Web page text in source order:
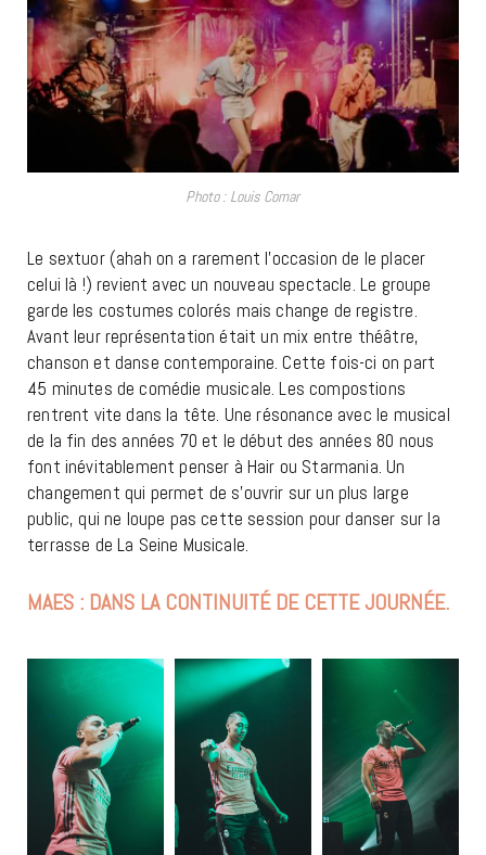
Photo : Louis Comar
Le sextuor (ahah on a rarement l’occasion de le placer
celui là !) revient avec un nouveau spectacle. Le groupe
garde les costumes colorés mais change de registre.
Avant leur représentation était un mix entre théâtre,
chanson et danse contemporaine. Cette fois-ci on part
45 minutes de comédie musicale. Les compostions
rentrent vite dans la tête. Une résonance avec le musical
de la fin des années 70 et le début des années 80 nous
font inévitablement penser à Hair ou Starmania. Un
changement qui permet de s’ouvrir sur un plus large
public, qui ne loupe pas cette session pour danser sur la
terrasse de La Seine Musicale.
MAES : DANS LA CONTINUITÉ DE CETTE JOURNÉE.